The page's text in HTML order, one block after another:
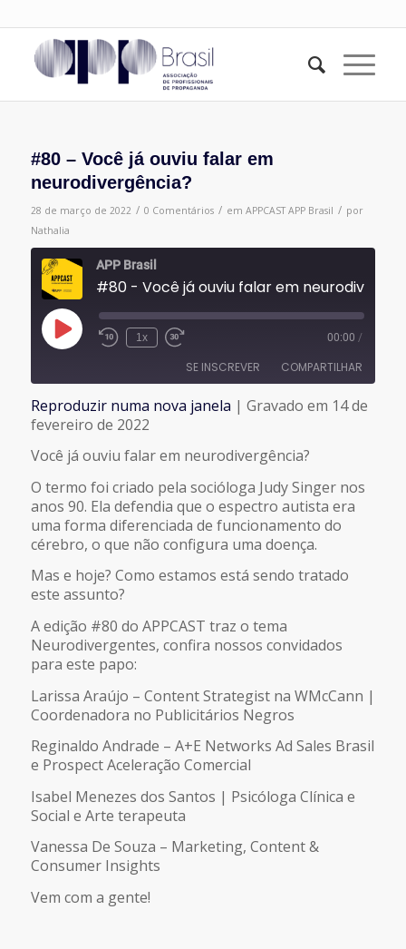
#80 – Você já ouviu falar em
neurodivergência?
28 de março de 2022 / 0 Comentários / em APPCAST APP Brasil / por
Nathalia
APP Brasil
Reproduzir
episódio
1x 00:00 /
SE INSCREVER COMPARTILHAR
FEED RSS
COMPARTILHAR
LINK
INCORPORAR
Reproduzir numa nova janela | Gravado em 14 de
fevereiro de 2022
Você já ouviu falar em neurodivergência?
O termo foi criado pela socióloga Judy Singer nos
anos 90. Ela defendia que o espectro autista era
uma forma diferenciada de funcionamento do
cérebro, o que não configura uma doença.
Mas e hoje? Como estamos está sendo tratado
este assunto?
A edição #80 do APPCAST traz o tema
Neurodivergentes, confira nossos convidados
para este papo:
Larissa Araújo – Content Strategist na WMcCann |
Coordenadora no Publicitários Negros
Reginaldo Andrade – A+E Networks Ad Sales Brasil
e Prospect Aceleração Comercial
Isabel Menezes dos Santos | Psicóloga Clínica e
Social e Arte terapeuta
Vanessa De Souza – Marketing, Content &
Consumer Insights
Vem com a gente!